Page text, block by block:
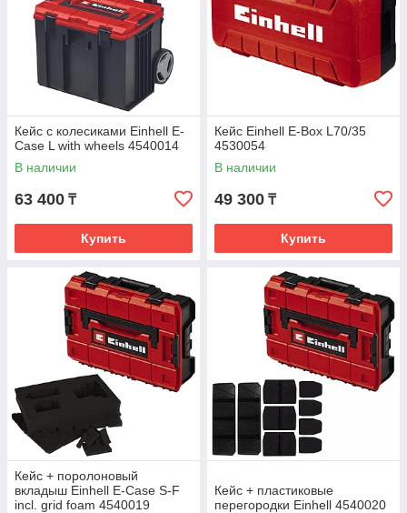
Кейс с колесиками Einhell E-
Case L with wheels 4540014
В наличии
63 400 ₸
Купить
Кейс Einhell E-Box L70/35
4530054
В наличии
49 300 ₸
Купить
Кейс + поролоновый
вкладыш Einhell E-Case S-F
incl. grid foam 4540019
Кейс + пластиковые
перегородки Einhell 4540020